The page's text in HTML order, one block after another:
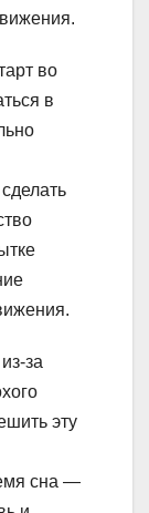
во
в
за
эту
сна —